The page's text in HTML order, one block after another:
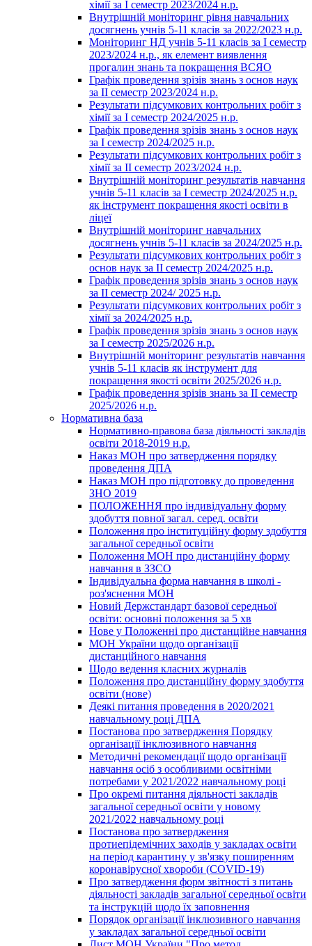
хімії за І семестр 2023/2024 н.р.
Внутрішній моніторинг рівня навчальних
досягнень учнів 5-11 класів за 2022/2023 н.р.
Моніторинг НД учнів 5-11 класів за І семестр
2023/2024 н.р., як елемент виявлення
прогалин знань та покращення ВСЯО
Графік проведення зрізів знань з основ наук
за ІІ семестр 2023/2024 н.р.
Результати підсумкових контрольних робіт з
хімії за І семестр 2024/2025 н.р.
Графік проведення зрізів знань з основ наук
за І семестр 2024/2025 н.р.
Результати підсумкових контрольних робіт з
хімії за ІІ семестр 2023/2024 н.р.
Внутрішній моніторинг результатів навчання
учнів 5-11 класів за І семестр 2024/2025 н.р.
як інструмент покращення якості освіти в
ліцеї
Внутрішній моніторинг навчальних
досягнень учнів 5-11 класів за 2024/2025 н.р.
Результати підсумкових контрольних робіт з
основ наук за ІІ семестр 2024/2025 н.р.
Графік проведення зрізів знань з основ наук
за ІІ семестр 2024/ 2025 н.р.
Результати підсумкових контрольних робіт з
хімії за 2024/2025 н.р.
Графік проведення зрізів знань з основ наук
за І семестр 2025/2026 н.р.
Внутрішній моніторинг результатів навчання
учнів 5-11 класів як інструмент для
покращення якості освіти 2025/2026 н.р.
Графік проведення зрізів знань за ІІ семестр
2025/2026 н.р.
Нормативна база
Нормативно-правова база діяльності закладів
освіти 2018-2019 н.р.
Наказ МОН про затвердження порядку
проведення ДПА
Наказ МОН про підготовку до проведення
ЗНО 2019
ПОЛОЖЕННЯ про індивідуальну форму
здобуття повної загал. серед. освіти
Положення про інституційну форму здобуття
загальної середньої освіти
Положення МОН про дистанційну форму
навчання в ЗЗСО
Індивідуальна форма навчання в школі -
роз'яснення МОН
Новий Держстандарт базової середньої
освіти: основні положення за 5 хв
Нове у Положенні про дистанційне навчання
МОН України щодо організації
дистанційного навчання
Щодо ведення класних журналів
Положення про дистанційну форму здобуття
освіти (нове)
Деякі питання проведення в 2020/2021
навчальному році ДПА
Постанова про затвердження Порядку
організації інклюзивного навчання
Методичні рекомендації щодо організації
навчання осіб з особливими освітніми
потребами у 2021/2022 навчальному році
Про окремі питання діяльності закладів
загальної середньої освіти у новому
2021/2022 навчальному році
Постанова про затвердження
протиепідемічних заходів у закладах освіти
на період карантину у зв'язку поширенням
коронавірусної хвороби (COVID-19)
Про затвердження форм звітності з питань
діяльності закладів загальної середньої освіти
та інструкцій щодо їх заповнення
Порядок організації інклюзивного навчання
у закладах загальної середньої освіти